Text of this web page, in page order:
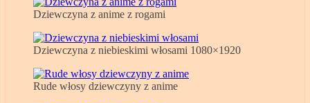
Dziewczyna z anime z rogami
Dziewczyna z niebieskimi włosami 1080×1920
Rude włosy dziewczyny z anime